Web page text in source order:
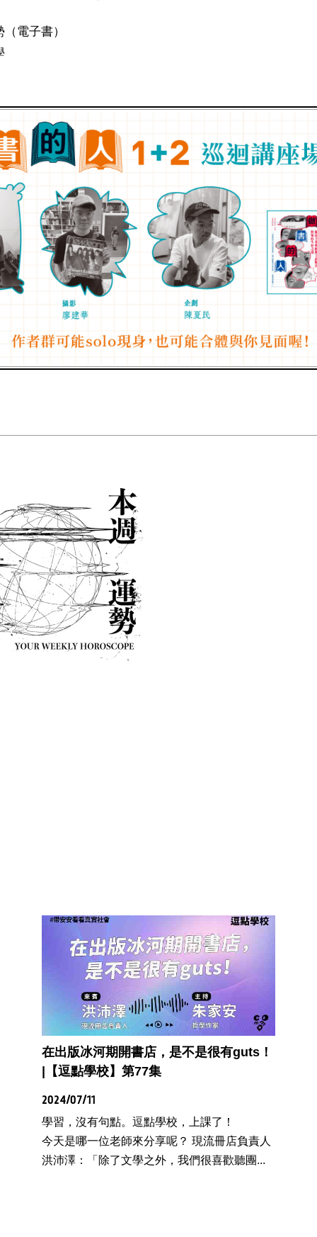
電子書）
在出版冰河期開書店，是不是很有guts！
|【逗點學校】第77集
2024/07/11
學習，沒有句點。逗點學校，上課了！
今天是哪一位老師來分享呢？ 現流冊店負責人
洪沛澤：「除了文學之外，我們很喜歡聽團...